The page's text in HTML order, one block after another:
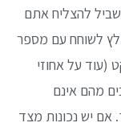
להצליח אתם
לשוחח עם מספר
(עוד על אחוזי
מהם אינם
אם יש נכונות מצד